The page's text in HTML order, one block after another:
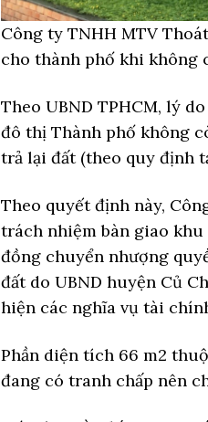
Công ty TNHH MTV
cho thành phố khi không
Theo UBND TPHCM, lý
đô thị Thành phố không
trả lại đất (theo quy định
Theo quyết định này,
trách nhiệm bàn giao khu
đồng chuyển nhượng
đất do UBND huyện Củ
hiện các nghĩa vụ tài
Phần diện tích 66 m2
đang có tranh chấp nên